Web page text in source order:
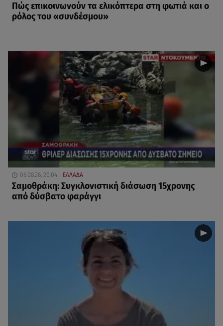
Πώς επικοινωνούν τα ελικόπτερα στη φωτιά και ο
ρόλος του «συνδέσμου»
06.08.26, 20:04 ΕΛΛΑΔΑ
Σαμοθράκη: Συγκλονιστική διάσωση 15χρονης
από δύσβατο φαράγγι